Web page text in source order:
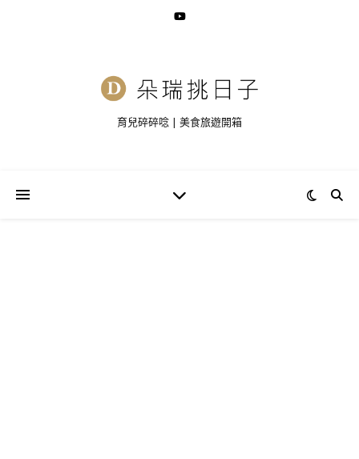
育兒碎碎唸 | 美食旅遊開箱